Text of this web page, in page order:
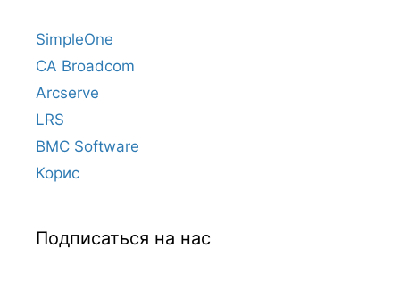
SimpleOne
CA Broadcom
Arcserve
LRS
BMC Software
Корис
Подписаться на нас